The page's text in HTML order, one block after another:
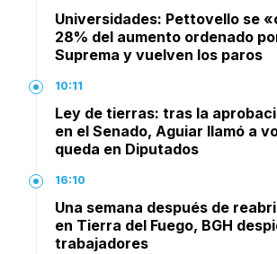
Universidades: Pettovello se
28% del aumento ordenado
Suprema y vuelven los paros
10:11
Ley de tierras: tras la
en el Senado, Aguiar llamó a
queda en Diputados
16:10
Una semana después de
en Tierra del Fuego, BGH
trabajadores